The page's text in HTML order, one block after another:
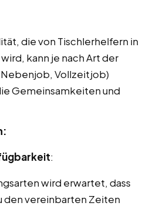
die von Tischlerhelfern in
kann je nach Art der
Vollzeitjob)
Gemeinsamkeiten und
:
wird erwartet, dass
den vereinbarten Zeiten